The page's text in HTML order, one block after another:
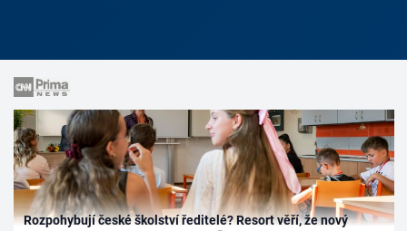
Rozpohybují české školství ředitelé? Resort věří, že nový